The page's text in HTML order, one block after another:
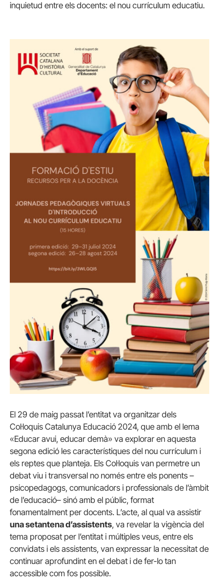
inquietud entre els docents: el nou currículum educatiu.
El 29 de maig passat l’entitat va organitzar dels
Coŀloquis Catalunya Educació 2024, que amb el lema
«Educar avui, educar demà» va explorar en aquesta
segona edició les característiques del nou currículum i
els reptes que planteja. Els Coŀloquis van permetre un
debat viu i transversal no només entre els ponents –
psicopedagogs, comunicadors i professionals de l’àmbit
de l’educació– sinó amb el públic, format
fonamentalment per docents. L’acte, al qual va assistir
una setantena d’assistents, va revelar la vigència del
tema proposat per l’entitat i múltiples veus, entre els
convidats i els assistents, van expressar la necessitat de
continuar aprofundint en el debat i de fer-lo tan
accessible com fos possible.